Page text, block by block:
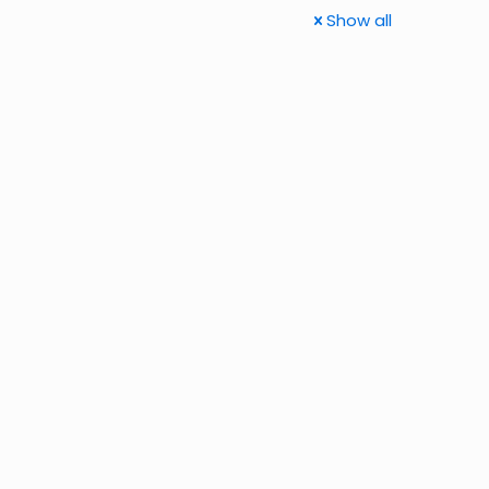
Show all